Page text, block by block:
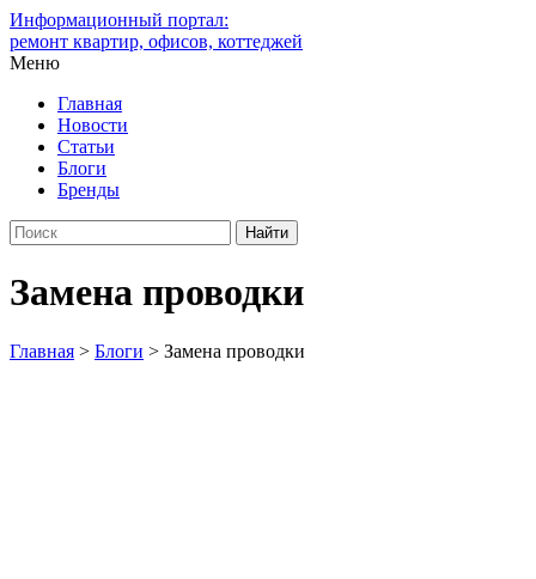
Информационный портал:
ремонт квартир, офисов, коттеджей
Меню
Главная
Новости
Статьи
Блоги
Бренды
Замена проводки
Главная > Блоги > Замена проводки